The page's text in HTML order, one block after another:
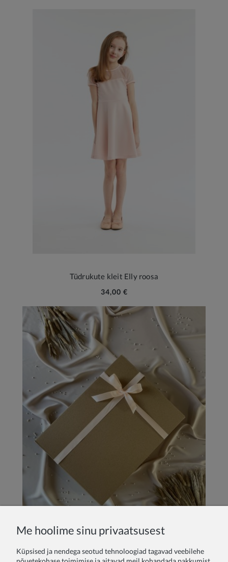
Tüdrukute kleit Elly roosa
34,00 €
Me hoolime sinu privaatsusest
Küpsised ja nendega seotud tehnoloogiad tagavad veebilehe